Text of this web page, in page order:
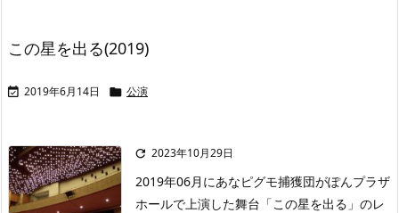
この星を出る(2019)
 2019年6月14日  公演
 2023年10月29日
2019年06月にあなピグモ捕獲団がぽんプラザ
ホールで上演した舞台「この星を出る」のレ